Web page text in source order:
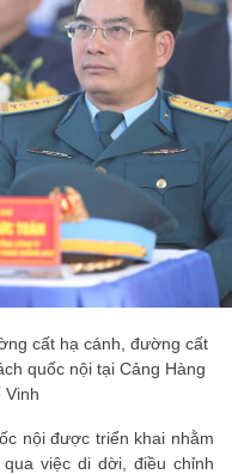
cất hạ cánh, đường cất
quốc nội tại Cảng Hàng
Vinh
nội được triển khai nhằm
việc di dời, điều chỉnh